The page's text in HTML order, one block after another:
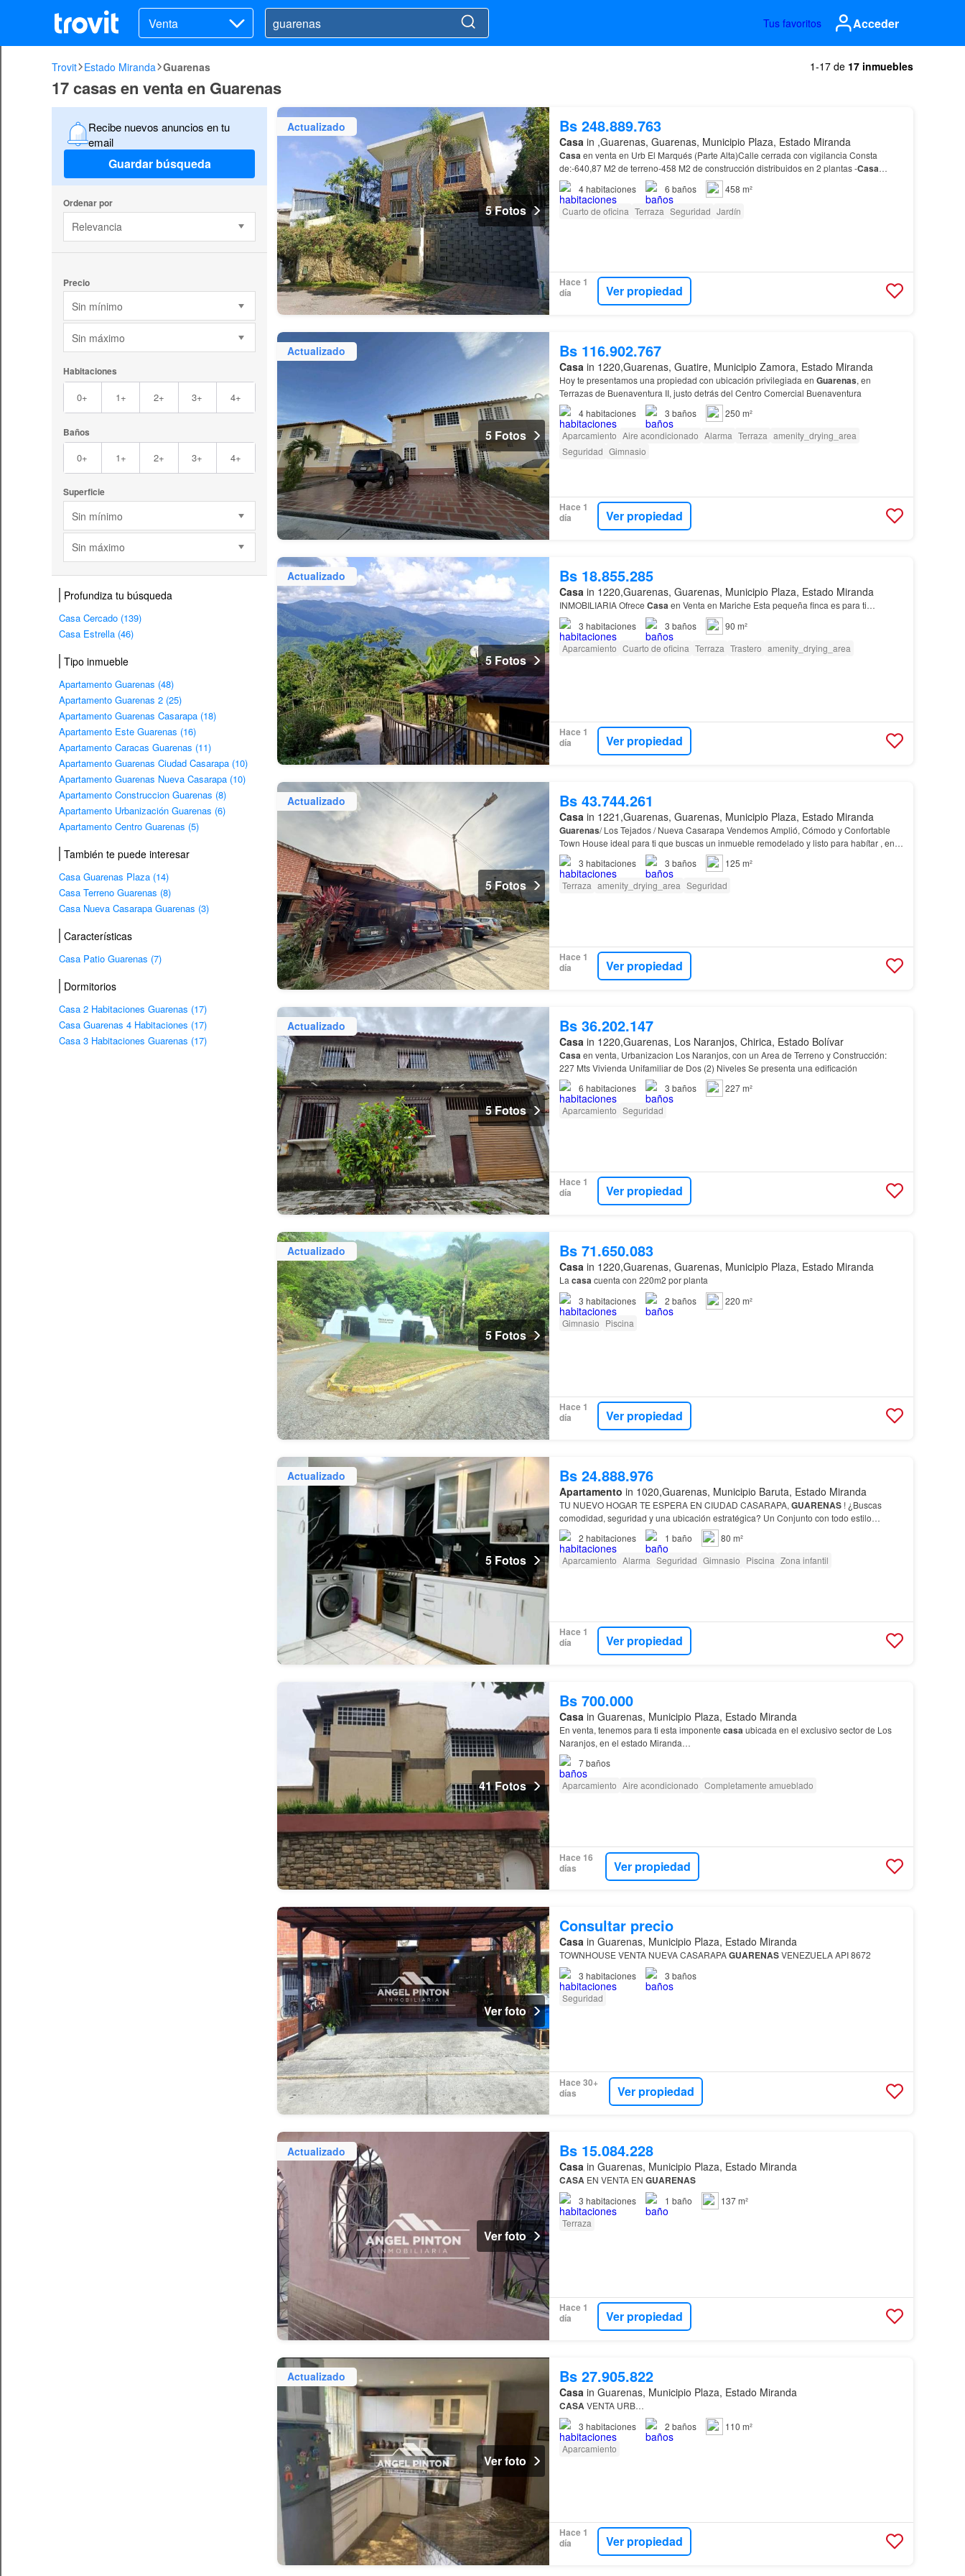
Venta Tus favoritos Acceder
Trovit Estado Miranda Guarenas 1-17 de 17 inmuebles
17 casas en venta en Guarenas
Recibe nuevos anuncios en tu
email
Guardar búsqueda
Ordenar por
Relevancia
Precio
Sin mínimo
Sin máximo
Habitaciones
0+ 1+ 2+ 3+ 4+
Baños
0+ 1+ 2+ 3+ 4+
Superficie
Sin mínimo
Sin máximo
Profundiza tu búsqueda
Casa Cercado (139)
Casa Estrella (46)
Tipo inmueble
Apartamento Guarenas (48)
Apartamento Guarenas 2 (25)
Apartamento Guarenas Casarapa (18)
Apartamento Este Guarenas (16)
Apartamento Caracas Guarenas (11)
Apartamento Guarenas Ciudad Casarapa (10)
Apartamento Guarenas Nueva Casarapa (10)
Apartamento Construccion Guarenas (8)
Apartamento Urbanización Guarenas (6)
Apartamento Centro Guarenas (5)
También te puede interesar
Casa Guarenas Plaza (14)
Casa Terreno Guarenas (8)
Casa Nueva Casarapa Guarenas (3)
Características
Casa Patio Guarenas (7)
Dormitorios
Casa 2 Habitaciones Guarenas (17)
Casa Guarenas 4 Habitaciones (17)
Casa 3 Habitaciones Guarenas (17)
Actualizado
5 Fotos
Bs 248.889.763
Casain ,Guarenas, Guarenas, Municipio Plaza, Estado Miranda
Casaen venta en Urb El Marqués (Parte Alta)Calle cerrada con vigilancia Consta
de:-640,87 M2 de terreno-458 M2 de construcción distribuidos en 2 plantas -Casa
amplia, ventilada e iluminada-Esta propiedad se encuentra muy cer…
4habitaciones 6 baños
458 m²
Cuarto de oficina Terraza Seguridad Jardín
Hace 1
día
Ver propiedad
Actualizado
5 Fotos
Bs 116.902.767
Casa in 1220,Guarenas, Guatire, Municipio Zamora, Estado Miranda
Hoy te presentamos una propiedad con ubicación privilegiada en Guarenas, en
Terrazas de Buenaventura II, justo detrás del Centro Comercial Buenaventura
4habitaciones 3 baños
250 m²
Aparcamiento Aire acondicionado Alarma Terraza amenity_drying_area
Seguridad Gimnasio
Hace 1
día
Ver propiedad
Actualizado
5 Fotos
Bs 18.855.285
Casa in 1220,Guarenas, Guarenas, Municipio Plaza, Estado Miranda
INMOBILIARIA Ofrece Casaen Venta en Mariche Esta pequeña finca es para ti…
3 habitaciones 3 baños
90 m²
Aparcamiento Cuarto de oficina Terraza Trastero amenity_drying_area
Hace 1
día
Ver propiedad
Actualizado
5 Fotos
Bs 43.744.261
Casa in 1221,Guarenas, Guarenas, Municipio Plaza, Estado Miranda
Guarenas/ Los Tejados / Nueva Casarapa Vendemos Amplió, Cómodo y Confortable
Town House ideal para ti que buscas un inmueble remodelado y listo para habítar , en
una de las zonas con fácil acceso a la av intercomunal Guarenas…
3 habitaciones 3 baños
125 m²
Terraza amenity_drying_area Seguridad
Hace 1
día
Ver propiedad
Actualizado
5 Fotos
Bs 36.202.147
Casa in 1220,Guarenas, Los Naranjos, Chirica, Estado Bolívar
Casaen venta, Urbanizacion Los Naranjos, con un Area de Terreno y Construcción:
227 Mts Vivienda Unifamiliar de Dos (2) Niveles Se presenta una edificación
6 habitaciones 3 baños
227 m²
Aparcamiento Seguridad
Hace 1
día
Ver propiedad
Actualizado
5 Fotos
Bs 71.650.083
Casa in 1220,Guarenas, Guarenas, Municipio Plaza, Estado Miranda
La casacuenta con 220m2 por planta
3 habitaciones 2 baños
220 m²
Gimnasio Piscina
Hace 1
día
Ver propiedad
Actualizado
5 Fotos
Bs 24.888.976
Apartamento in 1020,Guarenas, Municipio Baruta, Estado Miranda
TU NUEVO HOGAR TE ESPERA EN CIUDAD CASARAPA, GUARENAS! ¿Buscas
comodidad, seguridad y una ubicación estratégica? Un Conjunto con todo estilo
Club:No necesitas salir de
para disfrutar del fin de semana: Club con piscina…
2 habitaciones 1 baño
80 m²
Aparcamiento Alarma Seguridad Gimnasio Piscina Zona infantil
Hace 1
día
Ver propiedad
41 Fotos
Bs 700.000
Casa in Guarenas, Municipio Plaza, Estado Miranda
En venta, tenemos para ti esta imponente casaubicada en el exclusivo sector de Los
Naranjos, en el estado Miranda…
7baños
Aparcamiento Aire acondicionado Completamente amueblado
Hace 16
días
Ver propiedad
Ver foto
Consultar precio
Casain Guarenas, Municipio Plaza, Estado Miranda
TOWNHOUSE VENTA NUEVA CASARAPAGUARENASVENEZUELA API 8672
3 habitaciones 3 baños
Seguridad
Hace 30+
días
Ver propiedad
Actualizado
Ver foto
Bs 15.084.228
Casain Guarenas, Municipio Plaza, Estado Miranda
CASA EN VENTA EN GUARENAS
3 habitaciones 1 baño
137 m²
Terraza
Hace 1
día
Ver propiedad
Actualizado
Ver foto
Bs 27.905.822
Casa in Guarenas, Municipio Plaza, Estado Miranda
CASAVENTA URB…
3 habitaciones 2 baños
110 m²
Aparcamiento
Hace 1
día
Ver propiedad